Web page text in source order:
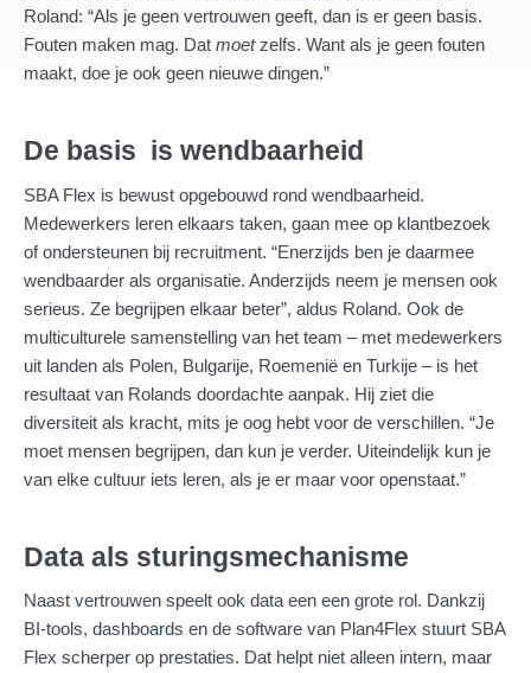
Roland: “Als je geen vertrouwen geeft, dan is er geen basis.
Fouten maken mag. Dat moetzelfs. Want als je geen fouten
maakt, doe je ook geen nieuwe dingen.”
De basis is wendbaarheid
SBA Flex is bewust opgebouwd rond wendbaarheid.
Medewerkers leren elkaars taken, gaan mee op klantbezoek
of ondersteunen bij recruitment. “Enerzijds ben je daarmee
wendbaarder als organisatie. Anderzijds neem je mensen ook
serieus. Ze begrijpen elkaar beter”, aldus Roland. Ook de
multiculturele samenstelling van het team – met medewerkers
uit landen als Polen, Bulgarije, Roemenië en Turkije – is het
resultaat van Rolands doordachte aanpak. Hij ziet die
diversiteit als kracht, mits je oog hebt voor de verschillen. “Je
moet mensen begrijpen, dan kun je verder. Uiteindelijk kun je
van elke cultuur iets leren, als je er maar voor openstaat.”
Data als sturingsmechanisme
Naast vertrouwen speelt ook data een een grote rol. Dankzij
BI-tools, dashboards en de software van Plan4Flex stuurt SBA
Flex scherper op prestaties. Dat helpt niet alleen intern, maar